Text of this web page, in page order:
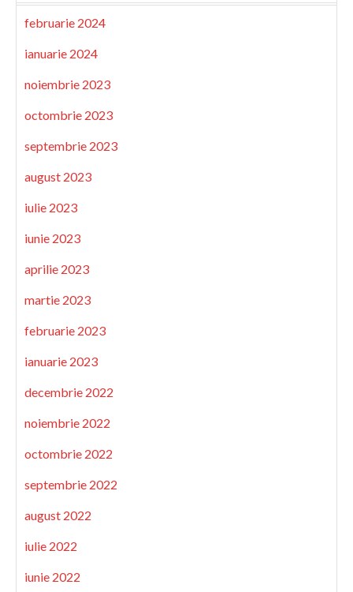
februarie 2024
ianuarie 2024
noiembrie 2023
octombrie 2023
septembrie 2023
august 2023
iulie 2023
iunie 2023
aprilie 2023
martie 2023
februarie 2023
ianuarie 2023
decembrie 2022
noiembrie 2022
octombrie 2022
septembrie 2022
august 2022
iulie 2022
iunie 2022